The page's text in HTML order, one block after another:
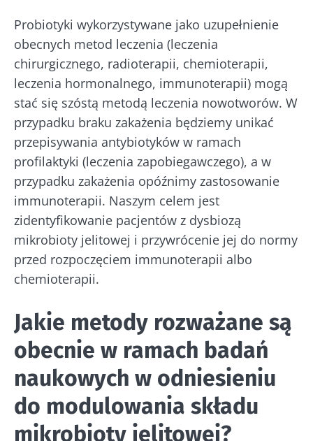
Probiotyki wykorzystywane jako uzupełnienie
obecnych metod leczenia (leczenia
chirurgicznego, radioterapii, chemioterapii,
leczenia hormonalnego, immunoterapii) mogą
stać się szóstą metodą leczenia nowotworów. W
przypadku braku zakażenia będziemy unikać
przepisywania antybiotyków w ramach
profilaktyki (leczenia zapobiegawczego), a w
przypadku zakażenia opóźnimy zastosowanie
immunoterapii. Naszym celem jest
zidentyfikowanie pacjentów z dysbiozą
mikrobioty jelitowej i przywrócenie jej do normy
przed rozpoczęciem immunoterapii albo
chemioterapii.
Jakie metody rozważane są
obecnie w ramach badań
naukowych w odniesieniu
do modulowania składu
mikrobioty jelitowej?
Nie odchodź tak
szybko!